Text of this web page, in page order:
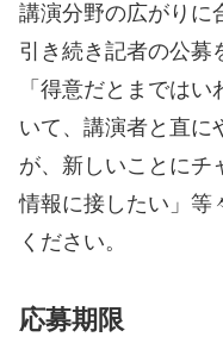
講演分野の広がりに
引き続き記者の公募
「得意だとまでは
いて、講演者と直に
が、新しいことにチ
情報に接したい」等
ください。
応募期限